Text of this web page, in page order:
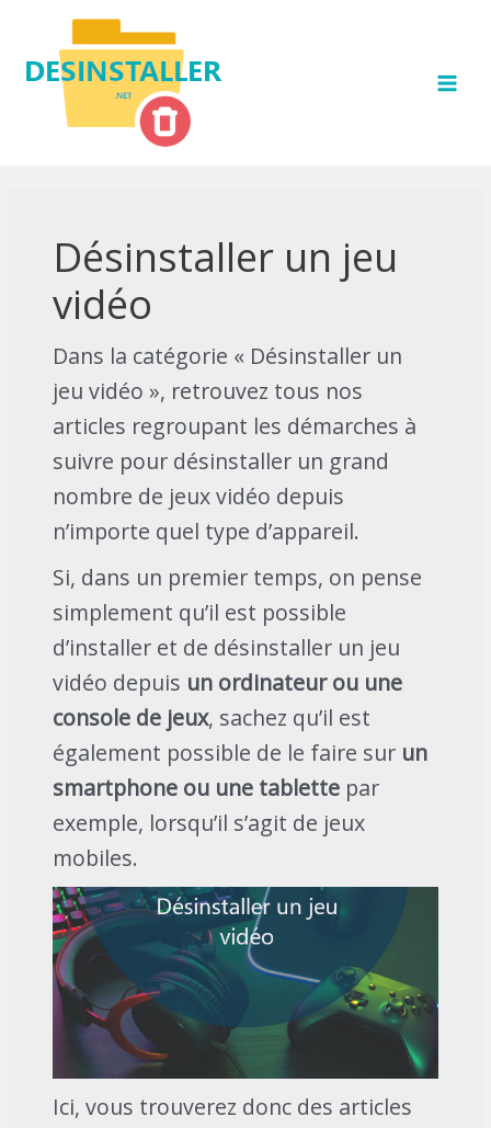
contenu
Désinstaller un jeu
vidéo
Dans la catégorie « Désinstaller un
jeu vidéo », retrouvez tous nos
articles regroupant les démarches à
suivre pour désinstaller un grand
nombre de jeux vidéo depuis
n’importe quel type d’appareil.
Si, dans un premier temps, on pense
simplement qu’il est possible
d’installer et de désinstaller un jeu
vidéo depuis un ordinateur ou une
console de jeux, sachez qu’il est
également possible de le faire sur un
smartphone ou une tablette par
exemple, lorsqu’il s’agit de jeux
mobiles.
Ici, vous trouverez donc des articles